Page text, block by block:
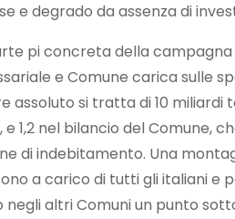
e degrado da assenza di
pi concreta della
e Comune carica sulle
assoluto si tratta di 10
e 1,2 nel bilancio del
di indebitamento. Una
a carico di tutti gli italiani e
altri Comuni un punto